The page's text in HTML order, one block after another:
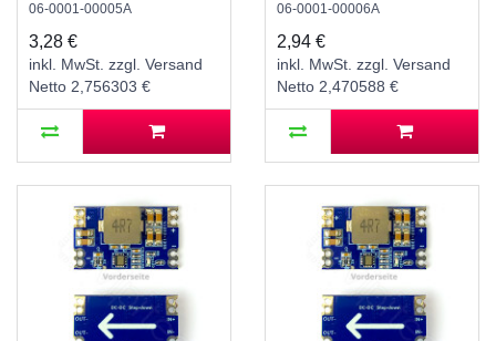
4..35 V zu 1,5..30 V
06-0001-00005A
3,28 €
inkl. MwSt. zzgl. Versand
Netto 2,756303 €
Abwärtswandler, 2 A,
12..20 V zu 1,8 V / 2,5 V
/ 3,3 V / 5 V / 9 V / 12 V
oder ADJ, fest oder
variabel einstellbar, mit
Potentiometer
06-0001-00006A
2,94 €
inkl. MwSt. zzgl. Versand
Netto 2,470588 €